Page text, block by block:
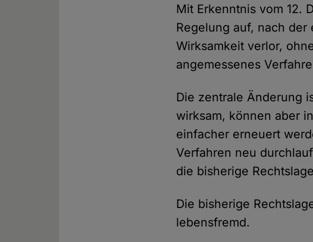
Mit Erkenntnis vom 12.
Regelung auf, nach
Wirksamkeit verlor,
angemessenes
Die zentrale Änderung
wirksam, können aber
einfacher erneuert
Verfahren neu
die bisherige
Die bisherige
lebensfremd.